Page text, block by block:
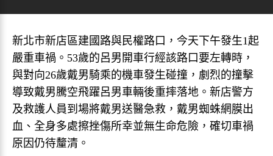
新北市新店區建國路與民權路口，今天下午發生1起
嚴重車禍。53歲的呂男開車行經該路口要左轉時，
與對向26歲戴男騎乘的機車發生碰撞，劇烈的撞擊
導致戴男騰空飛躍呂男車輛後重摔落地。新店警方
及救護人員到場將戴男送醫急救，戴男蜘蛛網膜出
血、全身多處擦挫傷所幸並無生命危險，確切車禍
原因仍待釐清。